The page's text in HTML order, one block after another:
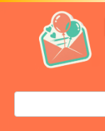
Перейти
контенту
Поиск: